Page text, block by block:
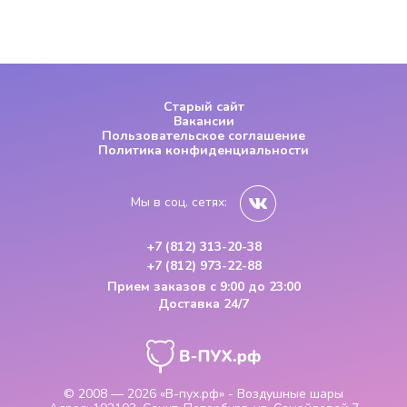
© 2008 — 2026 «В-пух.рф» - Воздушные шары
Старый сайт
Вакансии
Пользовательское соглашение
Политика конфиденциальности
Мы в соц. сетях:
+7 (812) 313-20-38
+7 (812) 973-22-88
Прием заказов с 9:00 до 23:00
Доставка 24/7